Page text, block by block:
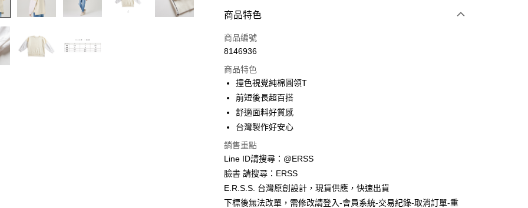
付款方式
信用卡一次付款
LINE Pay
Apple Pay
街口支付
悠遊付
相關說明
【關於「AFTEE先享後付」】
AFTEE先享後付是「在收到商品之後才付款」的支付方式。 讓您購物簡單
ATM付款
商品特色
商品編號
8146936
商品特色
撞色視覺純棉圓領T
前短後長超百搭
舒適面料好質感
台灣製作好安心
銷售重點
Line ID請搜尋：@ERSS
臉書 請搜尋：ERSS
E.R.S.S. 台灣原創設計，現貨供應，快速出貨
下標後無法改單，需修改請登入-會員系統-交易紀錄-取消訂單-重